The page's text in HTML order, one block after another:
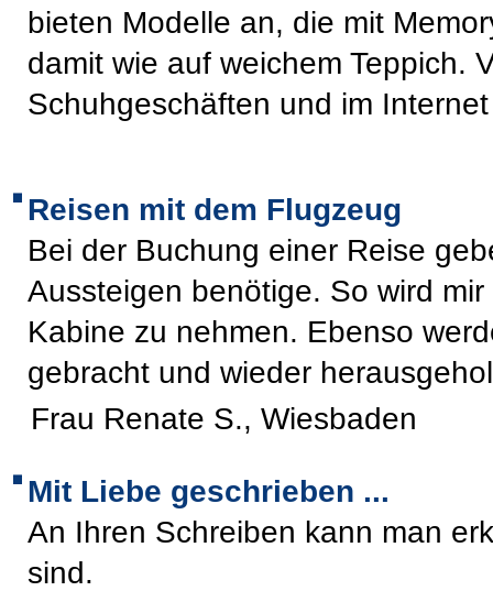
bieten Modelle an, die mit
damit wie auf weichem Teppich.
Schuhgeschäften und im
Reisen mit dem Flugzeug
Bei der Buchung einer Reise
Aussteigen benötige. So wird
Kabine zu nehmen. Ebenso
gebracht und wieder
Frau Renate S., Wiesbaden
Mit Liebe geschrieben ...
An Ihren Schreiben kann man
sind.